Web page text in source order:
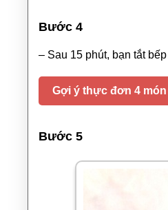
Bước 4
– Sau 15 phút, bạn tắt
Gợi ý thực đơn 4
Bước 5